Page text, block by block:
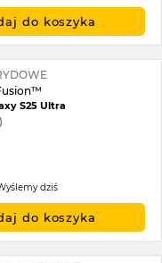
do koszyka
S25 Ultra
dziś
do koszyka